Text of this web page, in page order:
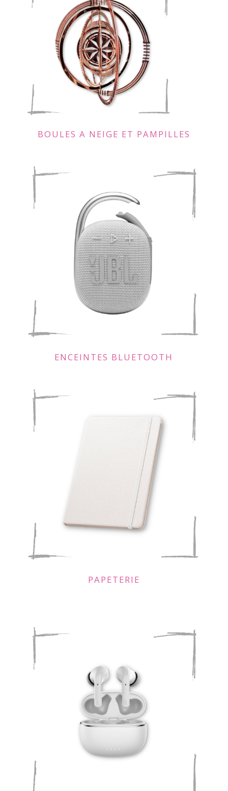
BOULES A NEIGE ET PAMPILLES
ENCEINTES BLUETOOTH
PAPETERIE